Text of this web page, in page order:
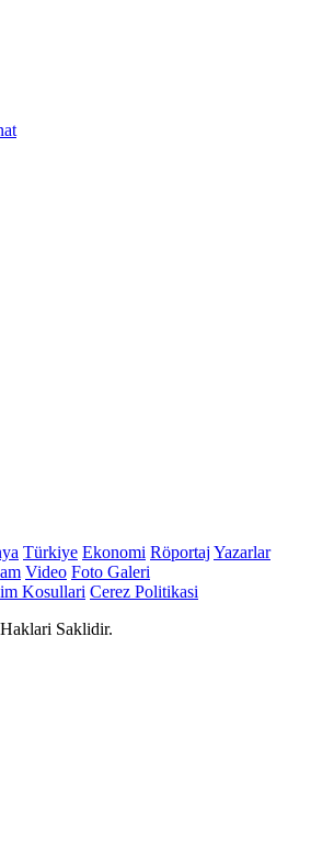
Türkiye Ekonomi Röportaj Yazarlar
Video Foto Galeri
Kosullari Cerez Politikasi
Saklidir.